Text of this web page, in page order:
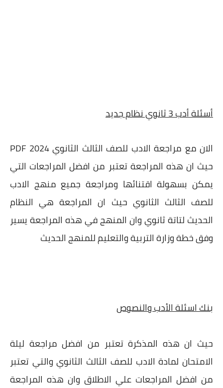
أسئلة أدب 3 ثانوي نظام جديد
الان مع مراجعة الادب للصف الثالث الثانوي PDF 2024
حيث ان هذه المراجعة تعتبر من افضل المراجعات التي
يمكن بسهولة اقتنائها ومراجعة جميع منهج الادب
للصف الثالث الثانوي حيث ان المراجعة هي النظام
الحديث لتاتة ثانوي وان المنهج في هذه المراجعة يسير
وفق خطة وزارة التربية والتعليم للمنهج الحديث
بنك اسئلة الأدب والنصوص
حيث ان هذه المذكرة تعتبر من افضل مراجعة ليلة
الامتحان لمادة الادب للصف الثالث الثانوي والتي تعتبر
من افضل المراجعات علي الاطلاق وان هذه المراجعة